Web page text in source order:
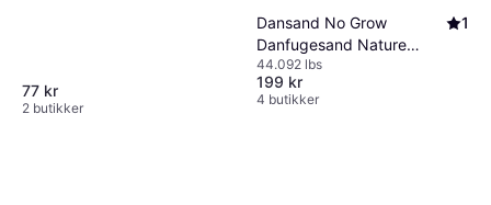
77 kr
2 butikker
Dansand No Grow
Danfugesand Nature
20kg
1
44.092 lbs
199 kr
4 butikker